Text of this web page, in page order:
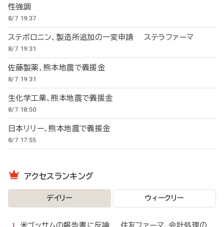
性強調
8/7 19:37
ステボロニン、製造所追加の一変申請 ステラファーマ
8/7 19:31
佐藤製薬、熊本地震で義援金
8/7 19:31
生化学工業、熊本地震で義援金
8/7 18:50
日本リリー、熊本地震で義援金
8/7 17:55
アクセスランキング
デイリー ウィークリー
米ゴッサムの報告書に反論 住友ファーマ、会計処理の